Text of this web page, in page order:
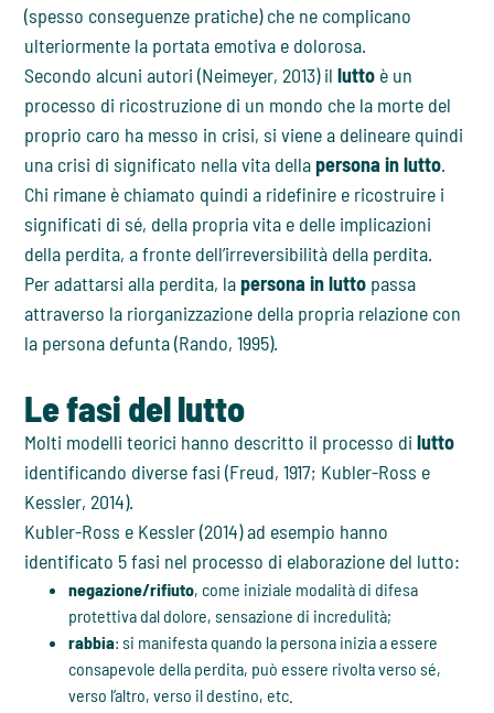
(spesso conseguenze pratiche) che ne complicano
ulteriormente la portata emotiva e dolorosa.
Secondo alcuni autori (Neimeyer, 2013) illutto è un
processo di ricostruzione di un mondo che la morte del
proprio caro ha messo in crisi, si viene a delineare quindi
una crisi di significato nella vita dellapersona in lutto.
Chi rimane è chiamato quindi a ridefinire e ricostruire i
significati di sé, della propria vita e delle implicazioni
della perdita, a fronte dell’irreversibilità della perdita.
Per adattarsi alla perdita, lapersona in lutto passa
attraverso la riorganizzazione della propria relazione con
la persona defunta (Rando, 1995).
Le fasi del lutto
Molti modelli teorici hanno descritto il processo dilutto
identificando diverse fasi (Freud, 1917; Kubler-Ross e
Kessler, 2014).
Kubler-Ross e Kessler (2014) ad esempio hanno
identificato 5 fasi nel processo di elaborazione del lutto:
negazione/rifiuto, come iniziale modalità di difesa
protettiva dal dolore, sensazione di incredulità;
rabbia: si manifesta quando la persona inizia a essere
consapevole della perdita, può essere rivolta verso sé,
verso l’altro, verso il destino, etc.